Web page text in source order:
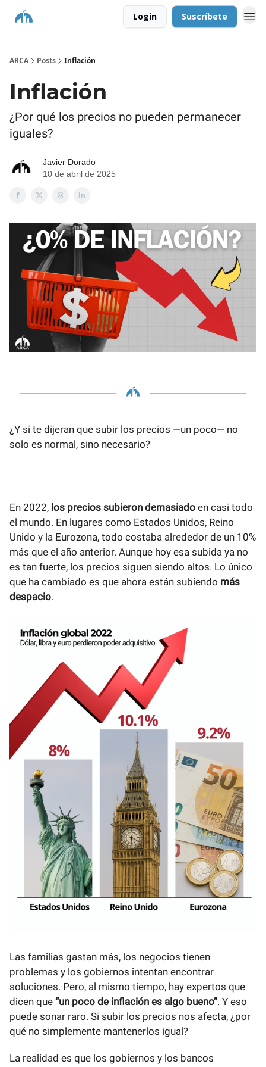
Login Suscríbete
ARCA Posts Inflación
Inflación
¿Por qué los precios no pueden permanecer
iguales?
Javier Dorado
10 de abril de 2025
¿Y si te dijeran que subir los precios —un poco— no
solo es normal, sino necesario?
En 2022, los precios subieron demasiado en casi todo
el mundo. En lugares como Estados Unidos, Reino
Unido y la Eurozona, todo costaba alrededor de un 10%
más que el año anterior. Aunque hoy esa subida ya no
es tan fuerte, los precios siguen siendo altos. Lo único
que ha cambiado es que ahora están subiendo más
despacio.
Las familias gastan más, los negocios tienen
problemas y los gobiernos intentan encontrar
soluciones. Pero, al mismo tiempo, hay expertos que
dicen que “un poco de inflación es algo bueno”. Y eso
puede sonar raro. Si subir los precios nos afecta, ¿por
qué no simplemente mantenerlos igual?
La realidad es que los gobiernos y los bancos